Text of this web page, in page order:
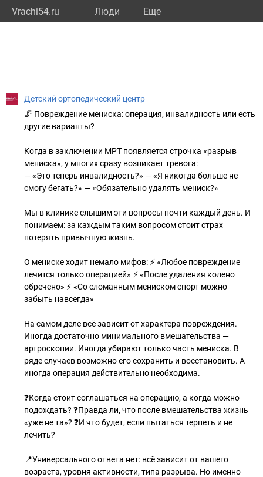
Vrachi54.ru Люди Eще
Детский ортопедический центр
🦵 Повреждение мениска: операция, инвалидность или есть
другие варианты?
Когда в заключении МРТ появляется строчка «разрыв
мениска», у многих сразу возникает тревога:
— «Это теперь инвалидность?» — «Я никогда больше не
смогу бегать?» — «Обязательно удалять мениск?»
Мы в клинике слышим эти вопросы почти каждый день. И
понимаем: за каждым таким вопросом стоит страх
потерять привычную жизнь.
О мениске ходит немало мифов: ⚡️ «Любое повреждение
лечится только операцией» ⚡️ «После удаления колено
обречено» ⚡️ «Со сломанным мениском спорт можно
забыть навсегда»
На самом деле всё зависит от характера повреждения.
Иногда достаточно минимального вмешательства —
артроскопии. Иногда убирают только часть мениска. В
ряде случаев возможно его сохранить и восстановить. А
иногда операция действительно необходима.
❓Когда стоит соглашаться на операцию, а когда можно
подождать? ❓Правда ли, что после вмешательства жизнь
«уже не та»? ❓И что будет, если пытаться терпеть и не
лечить?
📍Универсального ответа нет: всё зависит от вашего
возраста, уровня активности, типа разрыва. Но именно